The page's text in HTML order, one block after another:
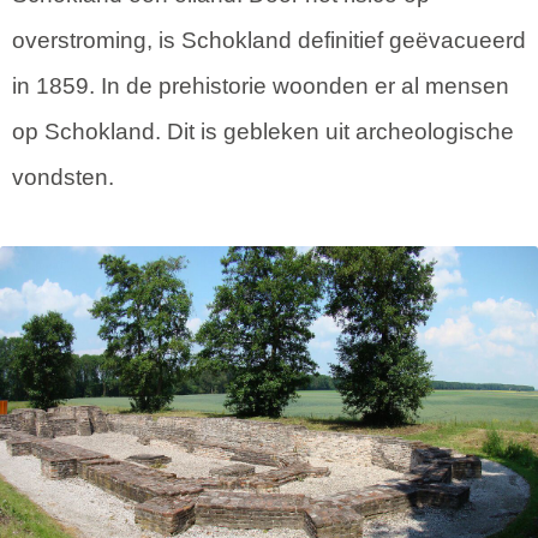
overstroming, is Schokland definitief geëvacueerd
in 1859. In de prehistorie woonden er al mensen
op Schokland. Dit is gebleken uit archeologische
vondsten.